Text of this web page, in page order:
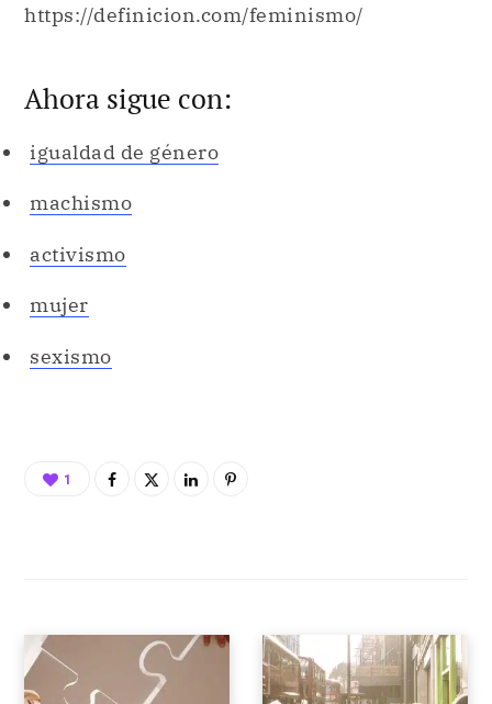
https://definicion.com/feminismo/
Ahora sigue con:
igualdad de género
machismo
activismo
mujer
sexismo
1